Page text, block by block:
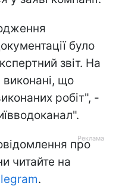
було
звіт. На
що
робіт", -
про
читайте на
.